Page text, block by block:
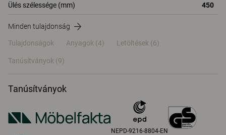
Ülés szélessége (mm) 450
Minden tulajdonság
Tulajdonságok Anyagok (4) Letöltések (6)
Tanúsítványok (9)
Tanúsítványok
NEPD-9216-8804-EN